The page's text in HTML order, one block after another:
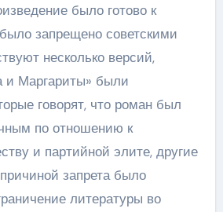
было готово к
запрещено советскими
несколько версий,
и Маргариты» были
говорят, что роман был
по отношению к
и партийной элите, другие
запрета было
литературы во